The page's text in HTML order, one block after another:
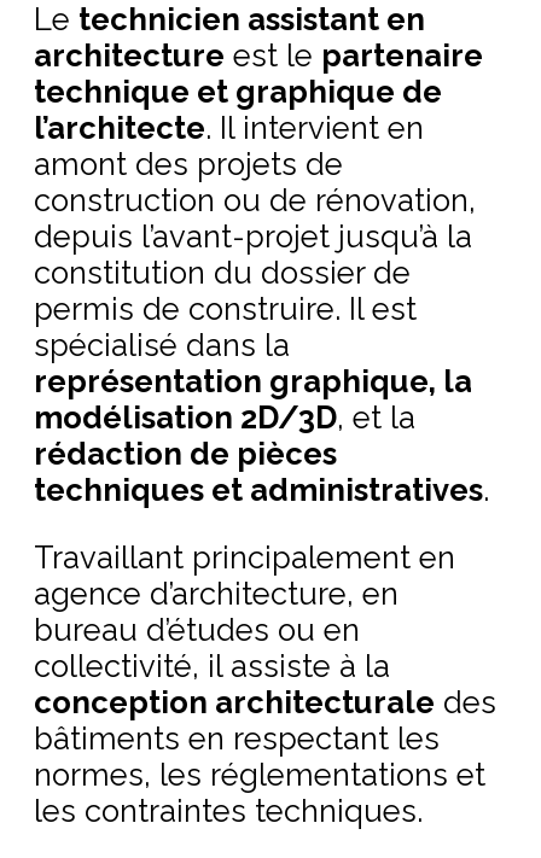
Le technicien assistant en
architecture est le partenaire
technique et graphique de
l’architecte. Il intervient en
amont des projets de
construction ou de rénovation,
depuis l’avant-projet jusqu’à la
constitution du dossier de
permis de construire. Il est
spécialisé dans la
représentation graphique, la
modélisation 2D/3D, et la
rédaction de pièces
techniques et administratives.
Travaillant principalement en
agence d’architecture, en
bureau d’études ou en
collectivité, il assiste à la
conception architecturale des
bâtiments en respectant les
normes, les réglementations et
les contraintes techniques.